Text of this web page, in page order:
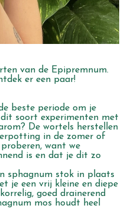
van de Epipremnum.
er een paar!
beste periode om je
soort experimenten met
De wortels herstellen
in de zomer of
want we
is en dat je dit zo
sphagnum stok in plaats
je een vrij kleine en diepe
goed drainerend
mos houdt heel